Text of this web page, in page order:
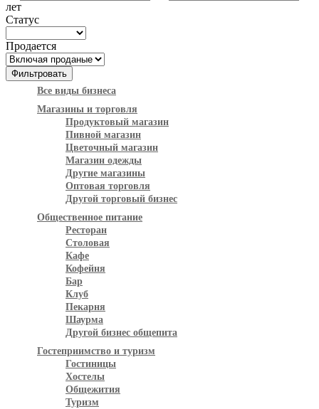
лет
Статус
Продается
Все виды бизнеса
Магазины и торговля
Продуктовый магазин
Пивной магазин
Цветочный магазин
Магазин одежды
Другие магазины
Оптовая торговля
Другой торговый бизнес
Общественное питание
Ресторан
Столовая
Кафе
Кофейня
Бар
Клуб
Пекарня
Шаурма
Другой бизнес общепита
Гостеприимство и туризм
Гостиницы
Хостелы
Общежития
Туризм